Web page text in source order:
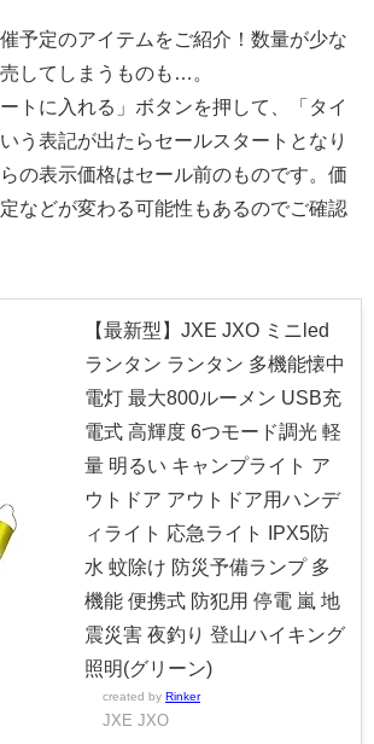
予定のアイテムをご紹介！数量が少な
してしまうものも…。
トに入れる」ボタンを押して、「タイ
う表記が出たらセールスタートとなり
の表示価格はセール前のものです。価
などが変わる可能性もあるのでご確認
【最新型】JXE JXO ミニled
ランタン ランタン 多機能懐中
電灯 最大800ルーメン USB充
電式 高輝度 6つモード調光 軽
量 明るい キャンプライト ア
ウトドア アウトドア用ハンデ
ィライト 応急ライト IPX5防
水 蚊除け 防災予備ランプ 多
機能 便携式 防犯用 停電 嵐 地
震災害 夜釣り 登山ハイキング
照明(グリーン)
created by Rinker
JXE JXO